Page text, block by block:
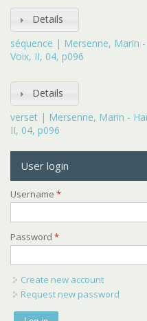
Details
séquence | Mersenne, Marin
Voix, II, 04, p096
Details
verset | Mersenne, Marin -
II, 04, p096
User login
Username *
Password *
Create new account
Request new password